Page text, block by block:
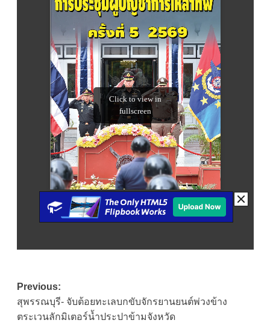
Post
navigation
Previous:
สุพรรณบุรี- จับต้อยทะเลบกขับจักรยานยนต์พ่วงข้าง
ตระเวนลักมิเตอร์น้ำประปาข้ามจังหวัด